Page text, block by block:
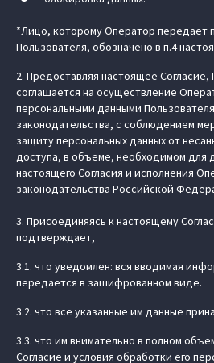
*Лицо, которому Оператор передает
Пользователя, обозначено в п.4
2. Предоставляя настоящее Согласие,
соглашается на осуществление
персональными данными
законодательства, с соблюдением
защиту персональных данных от
доступа, в объеме, необходимом для
настоящего Согласия и исполнения
законодательства Российской
3. Присоединяясь к настоящему
подтверждает,
3.1. что уведомлен: вся вводимая
передается в зашифрованном виде.
3.2. что все указанные им данные
3.3. что им внимательно в полном
Согласие и условия обработки его